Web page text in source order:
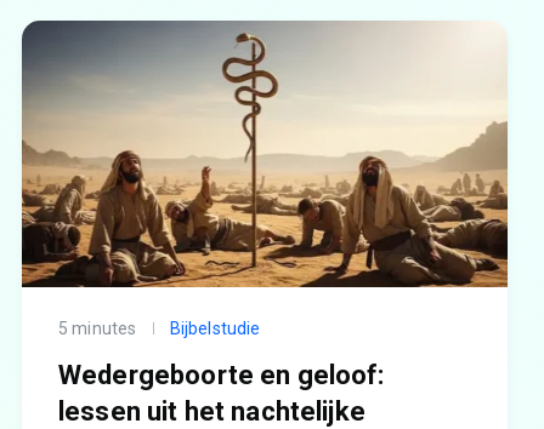
5 minutes Bijbelstudie
Wedergeboorte en geloof:
lessen uit het nachtelijke